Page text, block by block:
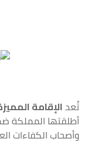
تُعد الإقامة
وأصحاب الكفاءات